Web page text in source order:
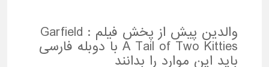
والدین پیش از پخش فیلم Garfield :
A Tail of Two Kitties با دوبله فارسی
باید این موارد را بدانند